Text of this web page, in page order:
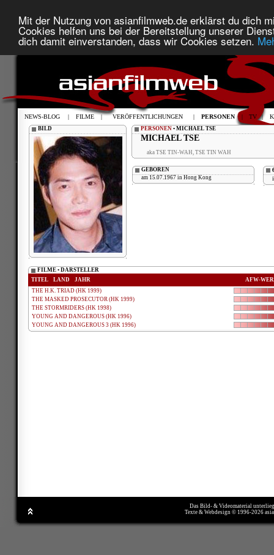
Mit der Nutzung von asianfilmweb.de erklärst du dich
Cookies helfen uns bei der Bereitstellung unserer
dich damit einverstanden, dass wir Cookies setzen.
NEWS-BLOG | FILME | VERÖFFENTLICHUNGEN | PERSONEN | TV |
BILD PERSONEN • MICHAEL TSE
MICHAEL TSE
aka TSE TIN-WAH, TSE TIN WAH
GEBOREN
am 15.07.1967 in Hong Kong
FILME • DARSTELLER
TITEL
LAND JAHR
AFW-
THE H.K. TRIAD (HK 1999)
THE MASKED PROSECUTOR (HK 1999)
THE STORMRIDERS (HK 1998)
YOUNG AND DANGEROUS (HK 1996)
YOUNG AND DANGEROUS 3 (HK 1996)
Das Bild- & Videomaterial
Texte & Webdesign © 1996-2026